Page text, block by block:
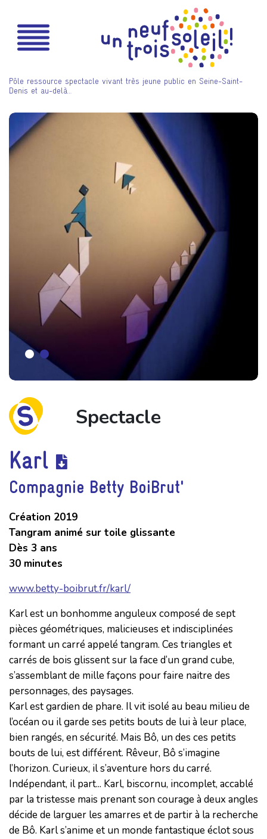
Pôle ressource spectacle vivant très jeune public en Seine-Saint-
Denis et au-delà…
Spectacle
Karl
Compagnie Betty BoiBrut'
Création 2019
Tangram animé sur toile glissante
Dès 3 ans
30 minutes
www.betty-boibrut.fr/karl/
Karl est un bonhomme anguleux composé de sept
pièces géométriques, malicieuses et indisciplinées
formant un carré appelé tangram. Ces triangles et
carrés de bois glissent sur la face d’un grand cube,
s’assemblant de mille façons pour faire naitre des
personnages, des paysages.
Karl est gardien de phare. Il vit isolé au beau milieu de
l’océan ou il garde ses petits bouts de lui à leur place,
bien rangés, en sécurité. Mais Bô, un des ces petits
bouts de lui, est différent. Rêveur, Bô s’imagine
l’horizon. Curieux, il s’aventure hors du carré.
Indépendant, il part... Karl, biscornu, incomplet, accablé
par la tristesse mais prenant son courage à deux angles
décide de larguer les amarres et de partir à la recherche
de Bô. Karl s’anime et un monde fantastique éclot sous